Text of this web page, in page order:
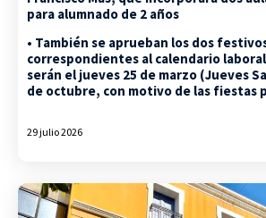
para alumnado de 2 años
• También se aprueban los dos
correspondientes al calendario
serán el jueves 25 de marzo (Jueves
de octubre, con motivo de las fiestas
29 julio 2026